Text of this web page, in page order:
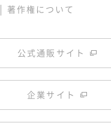
| 著作権について
公式通販サイト
企業サイト